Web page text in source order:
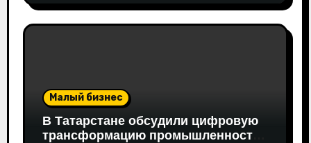
благодаря перестройке экспорта и
технологической устойчивости
Малый бизнес
В Татарстане обсудили цифровую
трансформацию промышленности: